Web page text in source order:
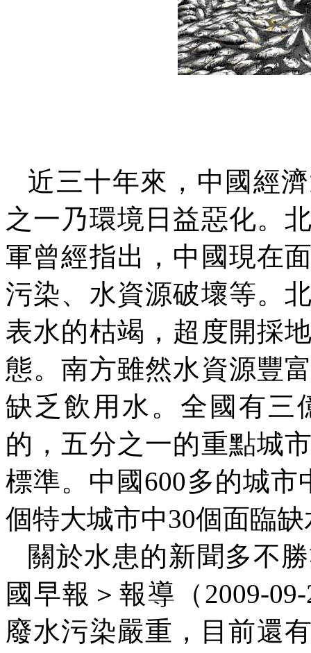
近三十年來，中國經
之一乃環境日益惡化。
軍曾經指出，中國現在
污染、水資源破壞等。
表水的枯竭，超度開採
態。南方雖然水資源豐
缺乏飲用水。全國有三
的，五分之一的重點城
標準。中國600多的城市
個特大城市中30個面臨缺
關於水患的新聞多不
國早報＞報導（ 2009-
廢水污染嚴重，目前還